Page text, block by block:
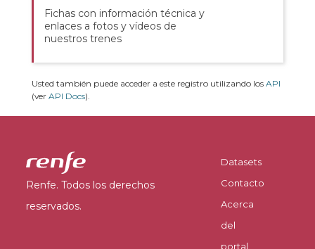
Fichas con información técnica y
enlaces a fotos y vídeos de
nuestros trenes
Usted también puede acceder a este registro utilizando los API
(ver API Docs).
Renfe. Todos los derechos
reservados.
Datasets
Contacto
Acerca
del
portal